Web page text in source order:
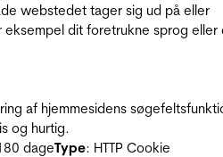
webstedet tager sig ud på eller
eksempel dit foretrukne sprog eller
af hjemmesidens
og hurtig.
dageType: HTTP Cookie